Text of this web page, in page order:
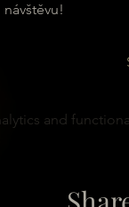
návštěvu!
and